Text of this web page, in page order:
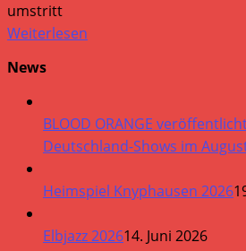
umstritt
Weiterlesen
News
BLOOD ORANGE
Deutschland-Shows im
Heimspiel Knyphausen 2026
Elbjazz 202614. Juni 2026